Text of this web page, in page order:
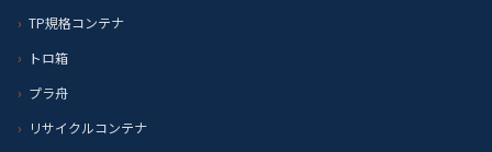
TP規格コンテナ
トロ箱
プラ舟
リサイクルコンテナ